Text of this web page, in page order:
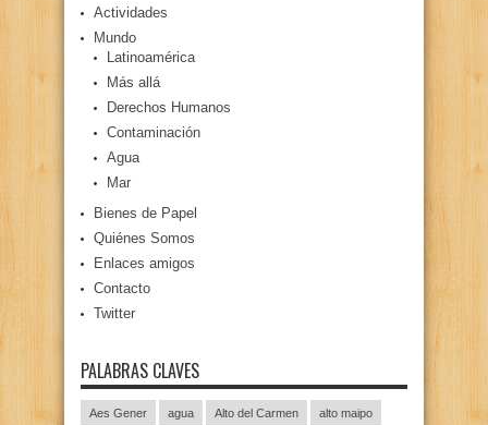
Actividades
Mundo
Latinoamérica
Más allá
Derechos Humanos
Contaminación
Agua
Mar
Bienes de Papel
Quiénes Somos
Enlaces amigos
Contacto
Twitter
PALABRAS CLAVES
Aes Gener agua Alto del Carmen alto maipo